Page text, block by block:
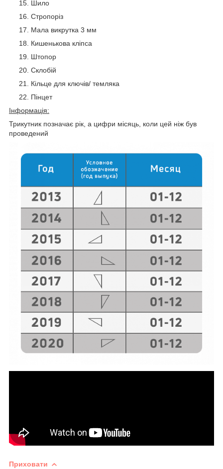
Шило
Стропоріз
Мала викрутка 3 мм
Кишенькова кліпса
Штопор
Склобій
Кільце для ключів/ темляка
Пінцет
Інформація:
Трикутник позначає рік, а цифри місяць, коли цей ніж був
проведений
Приховати